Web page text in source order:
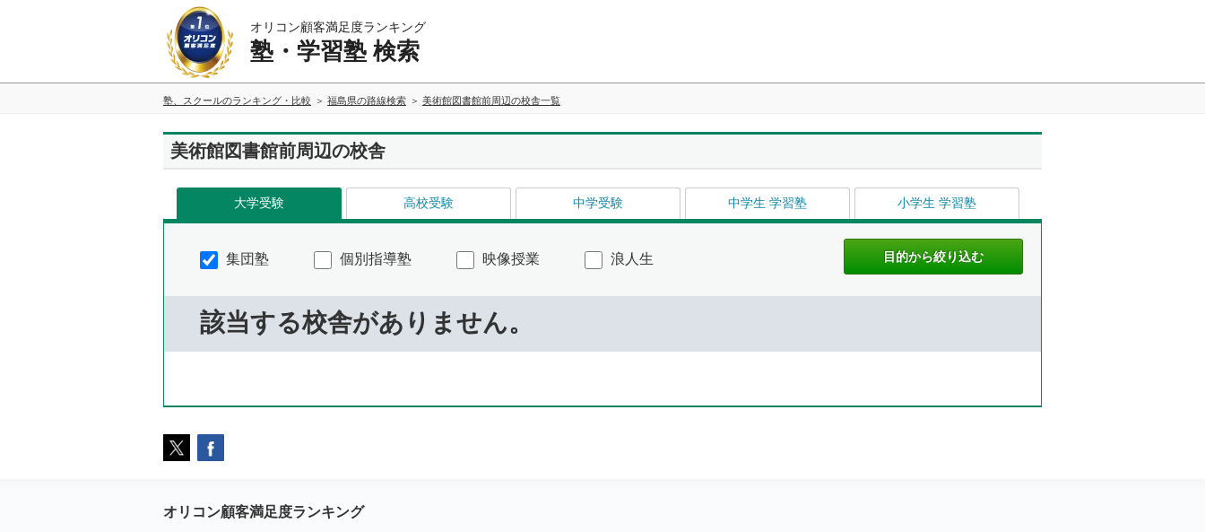
オリコン顧客満足度ランキング
塾・学習塾 検索
塾、スクールのランキング・比較 福島県の路線検索 美術館図書館前周辺の校舎一覧
美術館図書館前周辺の校舎
大学受験 高校受験 中学受験 中学生 学習塾 小学生 学習塾
集団塾 個別指導塾 映像授業 浪人生
該当する校舎がありません。
オリコン顧客満足度ランキング